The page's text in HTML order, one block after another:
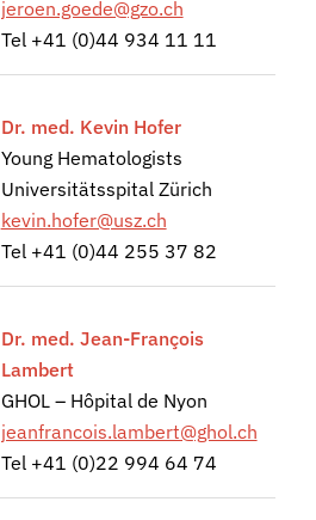
jeroen.goede@gzo.ch
Tel +41 (0)44 934 11 11
Dr. med. Kevin Hofer
Young Hematologists
Universitätsspital Zürich
kevin.hofer@usz.ch
Tel +41 (0)44 255 37 82
Dr. med. Jean-François
Lambert
GHOL – Hôpital de Nyon
jeanfrancois.lambert@ghol.ch
Tel +41 (0)22 994 64 74